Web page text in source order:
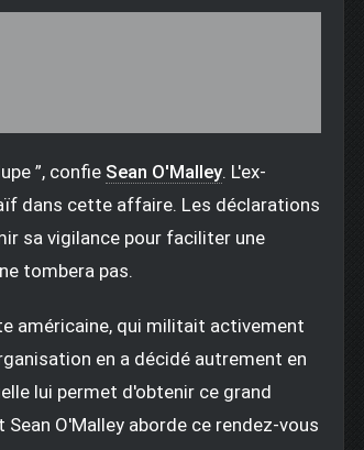
”, confie Sean O'Malley. L'ex-
dans cette affaire. Les déclarations
sa vigilance pour faciliter une
tombera pas.
américaine, qui militait activement
en a décidé autrement en
lui permet d'obtenir ce grand
O'Malley aborde ce rendez-vous